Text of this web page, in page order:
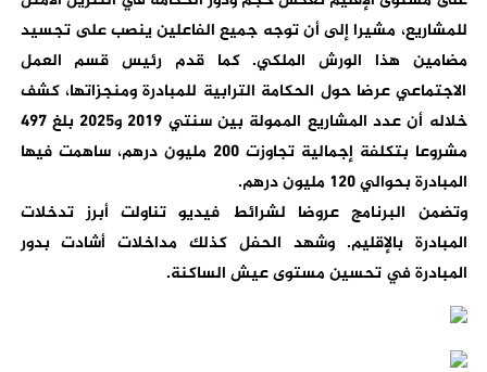
للمشاريع، مشيرا إلى أن توجه جميع الفاعلين ينصب على تجسيد
مضامين هذا الورش الملكي. كما قدم رئيس قسم العمل
الاجتماعي عرضا حول الحكامة الترابية للمبادرة ومنجزاتها، كشف
خلاله أن عدد المشاريع الممولة بين سنتي 2019 و2025 بلغ 497
مشروعا بتكلفة إجمالية تجاوزت 200 مليون درهم، ساهمت فيها
المبادرة بحوالي 120 مليون درهم.
وتضمن البرنامج عروضا لشرائط فيديو تناولت أبرز تدخلات
المبادرة بالإقليم. وشهد الحفل كذلك مداخلات أشادت بدور
المبادرة في تحسين مستوى عيش الساكنة.